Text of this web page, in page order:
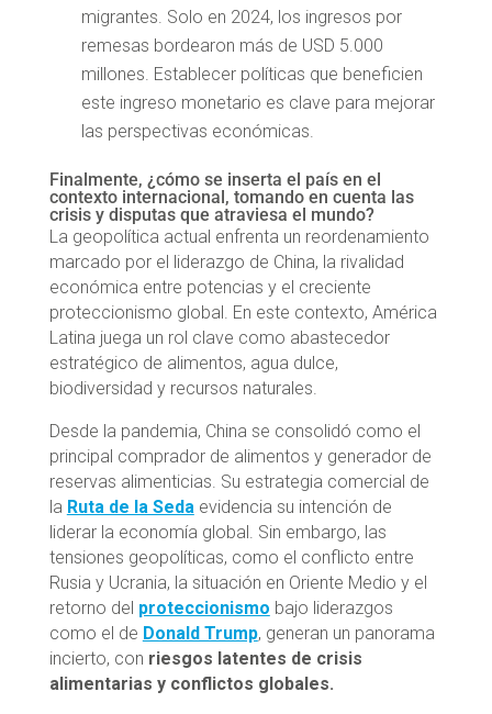
migrantes. Solo en 2024, los ingresos por
remesas bordearon más de USD 5.000
millones. Establecer políticas que beneficien
este ingreso monetario es clave para mejorar
las perspectivas económicas.
Finalmente, ¿cómo se inserta el país en el
contexto internacional, tomando en cuenta las
crisis y disputas que atraviesa el mundo?
La geopolítica actual enfrenta un reordenamiento
marcado por el liderazgo de China, la rivalidad
económica entre potencias y el creciente
proteccionismo global. En este contexto, América
Latina juega un rol clave como abastecedor
estratégico de alimentos, agua dulce,
biodiversidad y recursos naturales.
Desde la pandemia, China se consolidó como el
principal comprador de alimentos y generador de
reservas alimenticias. Su estrategia comercial de
la Ruta de la Seda evidencia su intención de
liderar la economía global. Sin embargo, las
tensiones geopolíticas, como el conflicto entre
Rusia y Ucrania, la situación en Oriente Medio y el
retorno del proteccionismo bajo liderazgos
como el de Donald Trump, generan un panorama
incierto, con riesgos latentes de crisis
alimentarias y conflictos globales.